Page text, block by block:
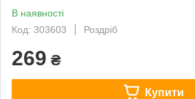
В наявності
Код: 303603
Роздріб
269 ₴
Купити